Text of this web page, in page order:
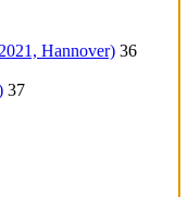
Hannover) 36
37